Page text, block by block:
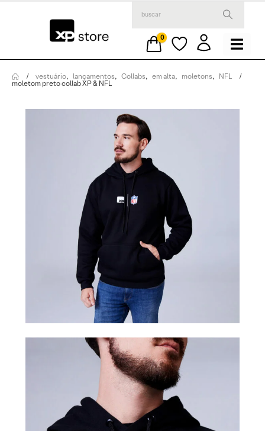
0
vestuário, lançamentos, Collabs, em alta, moletons, NFL
moletom preto collab XP & NFL